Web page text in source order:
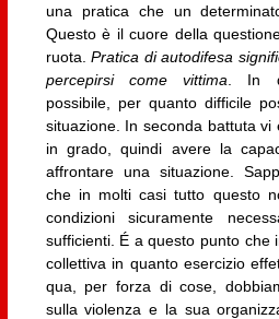
una pratica che un
Questo è il cuore della
ruota. Pratica di autodifesa
percepirsi come vittima . In
possibile, per quanto difficile
situazione. In seconda battuta vi
in grado, quindi avere la
affrontare una situazione.
che in molti casi tutto questo
condizioni sicuramente
sufficienti. É a questo punto che
collettiva in quanto esercizio
qua, per forza di cose,
sulla violenza e la sua